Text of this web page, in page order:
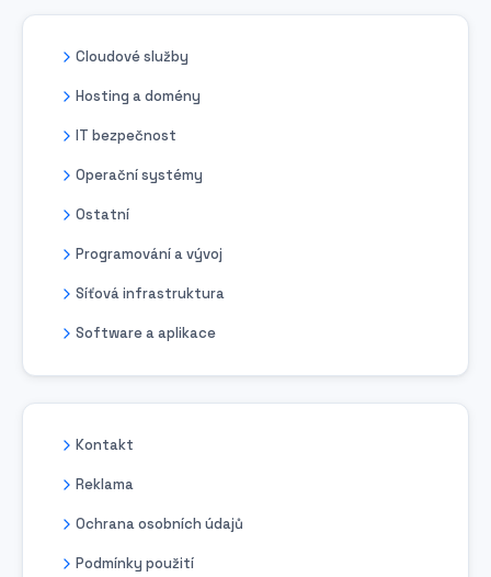
Cloudové služby
Hosting a domény
IT bezpečnost
Operační systémy
Ostatní
Programování a vývoj
Síťová infrastruktura
Software a aplikace
Kontakt
Reklama
Ochrana osobních údajů
Podmínky použití